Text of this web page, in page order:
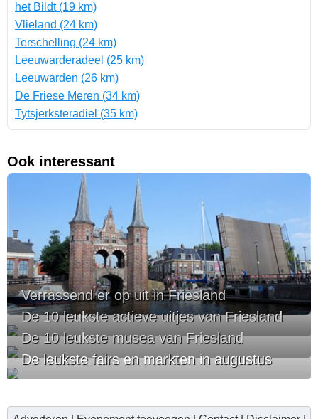
het Bildt (19 km)
Vlieland (24 km)
Terschelling (24 km)
Leeuwarderadeel (25 km)
Leeuwarden (26 km)
De Friese Meren (34 km)
Tytsjerksteradiel (35 km)
Ook interessant
Verrassend er op uit in Friesland
De 10 leukste actieve uitjes van Friesland
De 10 leukste musea van Friesland
De leukste fairs en markten in augustus